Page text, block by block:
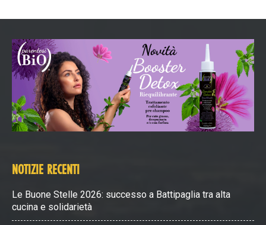
NOTIZIE RECENTI
Le Buone Stelle 2026: successo a Battipaglia tra alta
cucina e solidarietà